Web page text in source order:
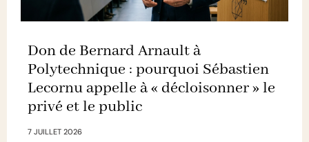
Don de Bernard Arnault à
Polytechnique : pourquoi Sébastien
Lecornu appelle à « décloisonner » le
privé et le public
7 JUILLET 2026